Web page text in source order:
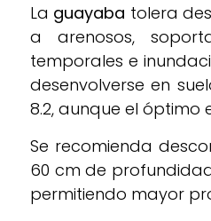
La guayaba tolera
a arenosos,
temporales e
desenvolverse en
8.2, aunque el óptimo
Se recomienda
60 cm de
permitiendo mayor